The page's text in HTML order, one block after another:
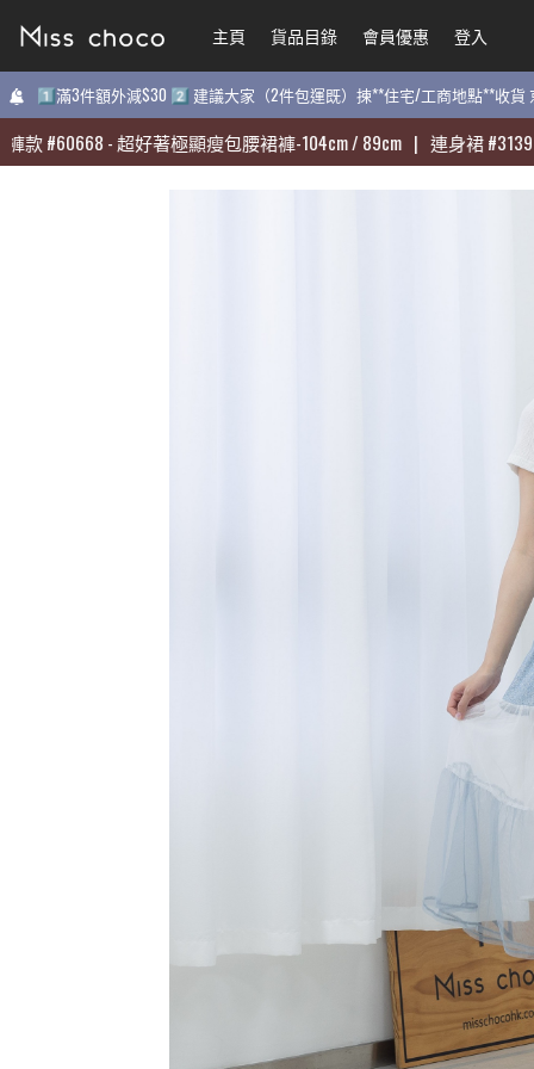
主頁 貨品目錄 會員優惠 登入
1️⃣滿3件額外減$30 2️⃣ 建議大家（2件包運既）揀**住宅/工商地點**收
60668-超好著極顯瘦包腰裙褲-104cm / 89cm | 連身裙#31398-質
主頁 貨品目錄 會員優惠 登入
1️⃣滿3件額外減$30 2️⃣ 建議大家（2件包運既）揀**住宅/工商地點**收
60668-超好著極顯瘦包腰裙褲-104cm / 89cm | 連身裙#31398-質